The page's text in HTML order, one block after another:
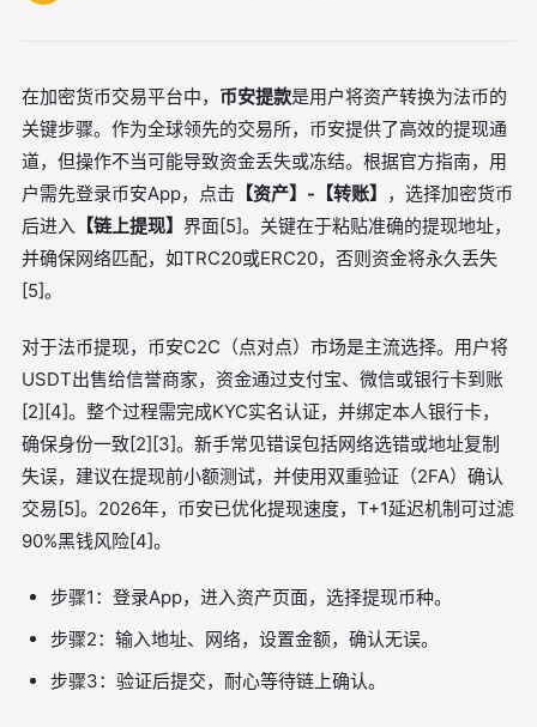
在加密货币交易平台中， 币安提款是用户将资产转换为法币的
关键步骤。作为全球领先的交易所，币安提供了高效的提现通
道，但操作不当可能导致资金丢失或冻结。根据官方指南，用
户需先登录币安App，点击 【资产】-【转账】
，选择加密货币
后进入 【链上提现】 界面[5]。关键在于粘贴准确的提现地址，
并确保网络匹配，如TRC20或ERC20，否则资金将永久丢失
[5]。
对于法币提现，币安C2C（点对点）市场是主流选择。用户将
USDT出售给信誉商家，资金通过支付宝、微信或银行卡到账
[2][4]。整个过程需完成KYC实名认证，并绑定本人银行卡，
确保身份一致[2][3]。新手常见错误包括网络选错或地址复制
失误，建议在提现前小额测试，并使用双重验证（2FA）确认
交易[5]。2026年，币安已优化提现速度，T+1延迟机制可过滤
90%黑钱风险[4]。
步骤1：登录App，进入资产页面，选择提现币种。
步骤2：输入地址、网络，设置金额，确认无误。
步骤3：验证后提交，耐心等待链上确认。